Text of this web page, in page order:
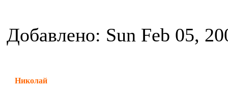
Добавлено: Sun Feb 05,
Николай